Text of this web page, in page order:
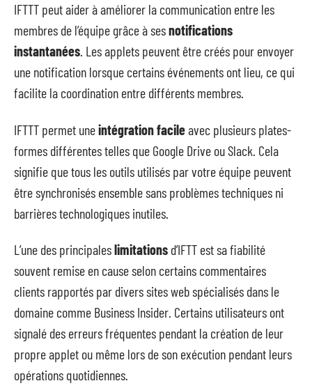
IFTTT peut aider à améliorer la communication entre les
membres de l’équipe grâce à sesnotifications
instantanées. Les applets peuvent être créés pour envoyer
une notification lorsque certains événements ont lieu, ce qui
facilite la coordination entre différents membres.
IFTTT permet uneintégration facileavec plusieurs plates-
formes différentes telles que Google Drive ou Slack. Cela
signifie que tous les outils utilisés par votre équipe peuvent
être synchronisés ensemble sans problèmes techniques ni
barrières technologiques inutiles.
L’une des principaleslimitations d’IFTT est sa fiabilité
souvent remise en cause selon certains commentaires
clients rapportés par divers sites web spécialisés dans le
domaine comme Business Insider. Certains utilisateurs ont
signalé des erreurs fréquentes pendant la création de leur
propre applet ou même lors de son exécution pendant leurs
opérations quotidiennes.